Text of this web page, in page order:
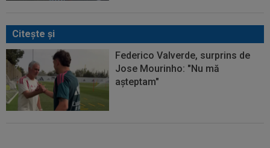
Citeşte şi
Federico Valverde, surprins de
Jose Mourinho: "Nu mă
așteptam"